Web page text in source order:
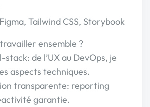
Tailwind CSS, Storybook
ensemble ?
de l’UX au DevOps, je
aspects techniques.
transparente: reporting
garantie.